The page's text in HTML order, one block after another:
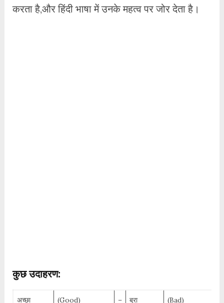
करता है,और हिंदी भाषा में उनके महत्व पर जोर देता है।
कुछ उदाहरण:
अच्छा (Good) – बुरा (Bad)